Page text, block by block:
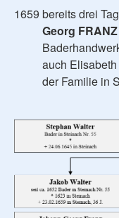
1659 bereits drei
Georg FRANZ
auch
der Familie in